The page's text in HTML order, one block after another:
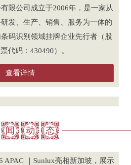
限公司成立于2006年，是一家从
发、生产、销售、服务为一体的
码识别领域挂牌企业先行者（股
代码：430490）。
查看详情
闻 动 态
APAC ｜Sunlux亮相新加坡，展示